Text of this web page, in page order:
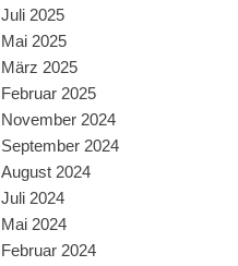
Juli 2025
Mai 2025
März 2025
Februar 2025
November 2024
September 2024
August 2024
Juli 2024
Mai 2024
Februar 2024